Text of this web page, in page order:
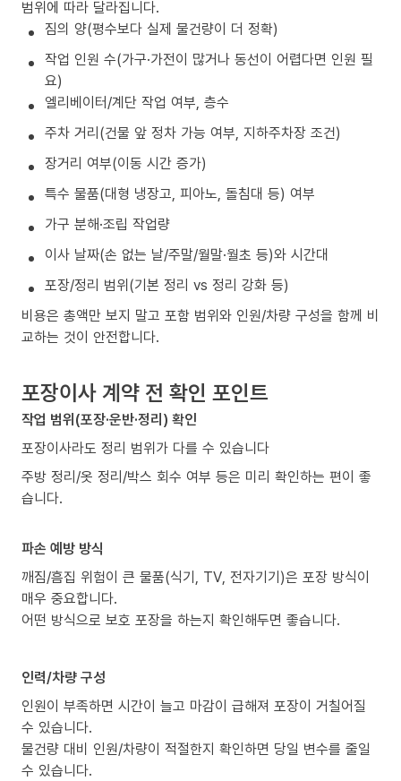
범위에 따라 달라집니다.
짐의 양(평수보다 실제 물건량이 더 정확)
작업 인원 수(가구·가전이 많거나 동선이 어렵다면 인원 필
요)
엘리베이터/계단 작업 여부, 층수
주차 거리(건물 앞 정차 가능 여부, 지하주차장 조건)
장거리 여부(이동 시간 증가)
특수 물품(대형 냉장고, 피아노, 돌침대 등) 여부
가구 분해·조립 작업량
이사 날짜(손 없는 날/주말/월말·월초 등)와 시간대
포장/정리 범위(기본 정리 vs 정리 강화 등)
비용은 총액만 보지 말고 포함 범위와 인원/차량 구성을 함께 비
교하는 것이 안전합니다.
포장이사 계약 전 확인 포인트
작업 범위(포장·운반·정리) 확인
포장이사라도 정리 범위가 다를 수 있습니다
주방 정리/옷 정리/박스 회수 여부 등은 미리 확인하는 편이 좋
습니다.
파손 예방 방식
깨짐/흠집 위험이 큰 물품(식기, TV, 전자기기)은 포장 방식이
매우 중요합니다.
어떤 방식으로 보호 포장을 하는지 확인해두면 좋습니다.
인력/차량 구성
인원이 부족하면 시간이 늘고 마감이 급해져 포장이 거칠어질
수 있습니다.
물건량 대비 인원/차량이 적절한지 확인하면 당일 변수를 줄일
수 있습니다.